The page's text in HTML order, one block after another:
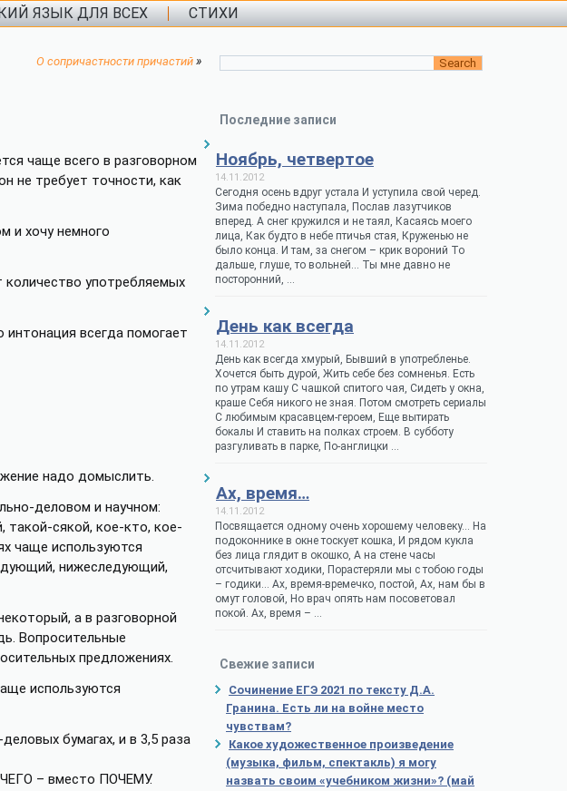
ЯЗЫК ДЛЯ ВСЕХ СТИХИ
О сопричастности причастий »
чаще всего в разговорном
не требует точности, как
и хочу немного
употребляемых
всегда помогает
надо домыслить.
деловом и научном:
такой-сякой, кое-кто, кое-
чаще используются
нижеследующий,
а в разговорной
Вопросительные
предложениях.
используются
бумагах, и в 3,5 раза
– вместо ПОЧЕМУ.
Последние записи
Ноябрь, четвертое
14.11.2012
Сегодня осень вдруг устала И уступила свой черед.
Зима победно наступала, Послав лазутчиков
вперед. А снег кружился и не таял, Касаясь моего
лица, Как будто в небе птичья стая, Круженью не
было конца. И там, за снегом – крик вороний То
дальше, глуше, то вольней… Ты мне давно не
посторонний, …
День как всегда
14.11.2012
День как всегда хмурый, Бывший в употребленье.
Хочется быть дурой, Жить себе без сомненья. Есть
по утрам кашу С чашкой спитого чая, Сидеть у окна,
краше Себя никого не зная. Потом смотреть сериалы
С любимым красавцем-героем, Еще вытирать
бокалы И ставить на полках строем. В субботу
разгуливать в парке, По-англицки …
Ах, время…
14.11.2012
Посвящается одному очень хорошему человеку… На
подоконнике в окне тоскует кошка, И рядом кукла
без лица глядит в окошко, А на стене часы
отсчитывают ходики, Порастеряли мы с тобою годы
– годики… Ах, время-времечко, постой, Ах, нам бы в
омут головой, Но врач опять нам посоветовал
покой. Ах, время – …
Свежие записи
Сочинение ЕГЭ 2021 по тексту Д.А.
Гранина. Есть ли на войне место
чувствам?
Какое художественное произведение
(музыка, фильм, спектакль) я могу
назвать своим «учебником жизни»? (май